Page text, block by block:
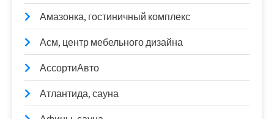
Амазонка, гостиничный комплекс
Асм, центр мебельного дизайна
АссортиАвто
Атлантида, сауна